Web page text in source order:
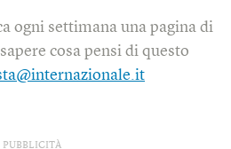
ogni settimana una pagina di
cosa pensi di questo
PUBBLICITÀ